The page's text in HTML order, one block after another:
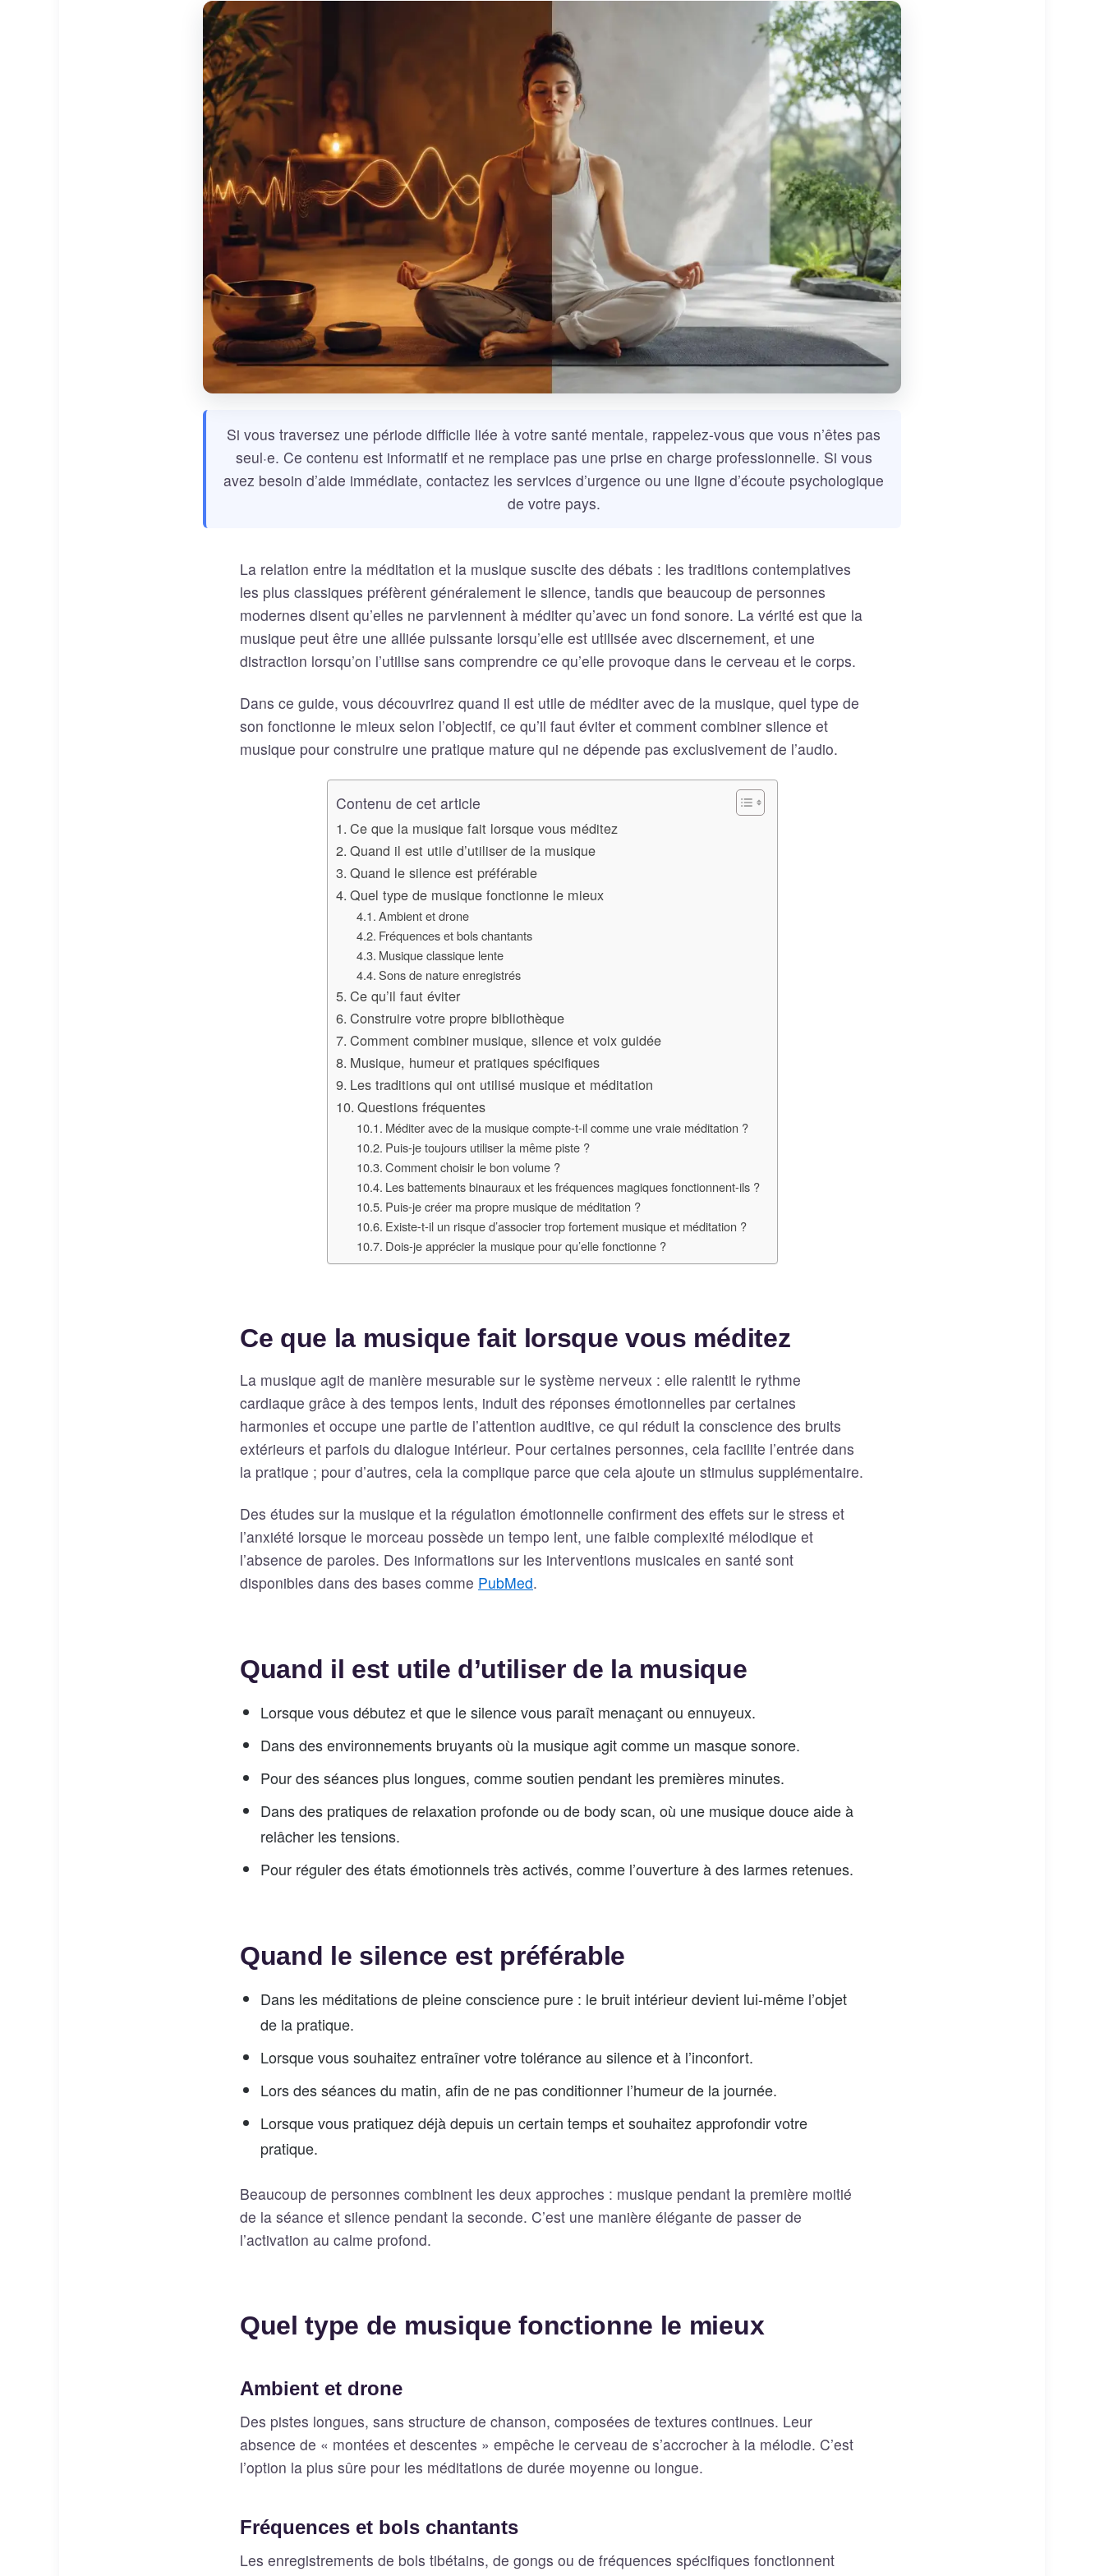
Si vous traversez une période difficile liée à votre santé mentale, rappelez-vous que vous n’êtes pas
seul·e. Ce contenu est informatif et ne remplace pas une prise en charge professionnelle. Si vous
avez besoin d’aide immédiate, contactez les services d’urgence ou une ligne d’écoute psychologique
de votre pays.
La relation entre la méditation et la musique suscite des débats : les traditions contemplatives
les plus classiques préfèrent généralement le silence, tandis que beaucoup de personnes
modernes disent qu’elles ne parviennent à méditer qu’avec un fond sonore. La vérité est que la
musique peut être une alliée puissante lorsqu’elle est utilisée avec discernement, et une
distraction lorsqu’on l’utilise sans comprendre ce qu’elle provoque dans le cerveau et le corps.
Dans ce guide, vous découvrirez quand il est utile de méditer avec de la musique, quel type de
son fonctionne le mieux selon l’objectif, ce qu’il faut éviter et comment combiner silence et
musique pour construire une pratique mature qui ne dépende pas exclusivement de l’audio.
Contenu de cet article
Ce que la musique fait lorsque vous méditez
Quand il est utile d’utiliser de la musique
Quand le silence est préférable
Quel type de musique fonctionne le mieux
Ambient et drone
Fréquences et bols chantants
Musique classique lente
Sons de nature enregistrés
Ce qu’il faut éviter
Construire votre propre bibliothèque
Comment combiner musique, silence et voix guidée
Musique, humeur et pratiques spécifiques
Les traditions qui ont utilisé musique et méditation
Questions fréquentes
Méditer avec de la musique compte-t-il comme une vraie méditation ?
Puis-je toujours utiliser la même piste ?
Comment choisir le bon volume ?
Les battements binauraux et les fréquences magiques fonctionnent-ils ?
Puis-je créer ma propre musique de méditation ?
Existe-t-il un risque d’associer trop fortement musique et méditation ?
Dois-je apprécier la musique pour qu’elle fonctionne ?
Ce que la musique fait lorsque vous méditez
La musique agit de manière mesurable sur le système nerveux : elle ralentit le rythme
cardiaque grâce à des tempos lents, induit des réponses émotionnelles par certaines
harmonies et occupe une partie de l’attention auditive, ce qui réduit la conscience des bruits
extérieurs et parfois du dialogue intérieur. Pour certaines personnes, cela facilite l’entrée dans
la pratique ; pour d’autres, cela la complique parce que cela ajoute un stimulus supplémentaire.
Des études sur la musique et la régulation émotionnelle confirment des effets sur le stress et
l’anxiété lorsque le morceau possède un tempo lent, une faible complexité mélodique et
l’absence de paroles. Des informations sur les interventions musicales en santé sont
disponibles dans des bases comme PubMed.
Quand il est utile d’utiliser de la musique
Lorsque vous débutez et que le silence vous paraît menaçant ou ennuyeux.
Dans des environnements bruyants où la musique agit comme un masque sonore.
Pour des séances plus longues, comme soutien pendant les premières minutes.
Dans des pratiques de relaxation profonde ou de body scan, où une musique douce aide à
relâcher les tensions.
Pour réguler des états émotionnels très activés, comme l’ouverture à des larmes retenues.
Quand le silence est préférable
Dans les méditations de pleine conscience pure : le bruit intérieur devient lui-même l’objet
de la pratique.
Lorsque vous souhaitez entraîner votre tolérance au silence et à l’inconfort.
Lors des séances du matin, afin de ne pas conditionner l’humeur de la journée.
Lorsque vous pratiquez déjà depuis un certain temps et souhaitez approfondir votre
pratique.
Beaucoup de personnes combinent les deux approches : musique pendant la première moitié
de la séance et silence pendant la seconde. C’est une manière élégante de passer de
l’activation au calme profond.
Quel type de musique fonctionne le mieux
Ambient et drone
Des pistes longues, sans structure de chanson, composées de textures continues. Leur
absence de « montées et descentes » empêche le cerveau de s’accrocher à la mélodie. C’est
l’option la plus sûre pour les méditations de durée moyenne ou longue.
Fréquences et bols chantants
Les enregistrements de bols tibétains, de gongs ou de fréquences spécifiques fonctionnent